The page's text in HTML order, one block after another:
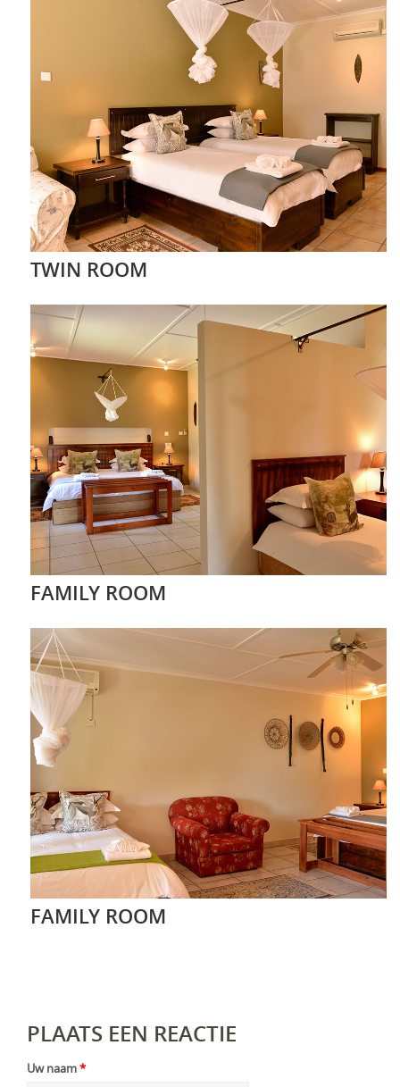
TWIN ROOM
FAMILY ROOM
FAMILY ROOM
PLAATS EEN REACTIE
Uw naam*